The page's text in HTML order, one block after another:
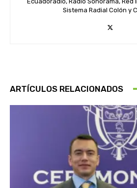
Sistema Radial Colón y
ARTÍCULOS RELACIONADOS